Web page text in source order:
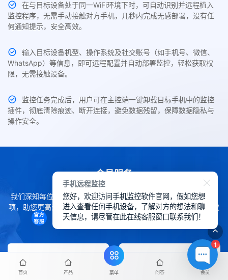
在与目标设备处于同一WiFi环境下时，可自动识别并远程植入
监控程序，无需手动接触对方手机，几秒内完成无感部署，没有任
何通知提示，安全高效。
输入目标设备机型、操作系统及社交账号（如手机号、微信、
WhatsApp）等信息，即可远程配置并自动部署监控，轻松获取权
限，无需接触设备。
监控任务完成后，用户可在主控端一键卸载目标手机中的监控
插件，彻底清除痕迹、断开连接，避免数据残留，保障数据隐私与
操作安全。
会员服务
我们深知每位用户的需求各不相同，因此提供了灵活的会员服务选
项，助您更高效地使用SpyCall。您可轻松通过下方内容了解各项权
益详情。
首页 产品 菜单 问答 会员
1
手机远程监控
您好，欢迎访问手机监控软件官网，假如您想
进入查看任何手机设备，了解对方的想法和聊
天信息，请尽管在此在线客服窗口联系我们！